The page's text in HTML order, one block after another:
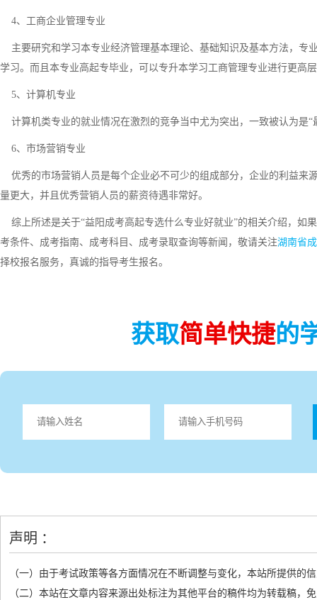
4、工商企业管理专业
主要研究和学习本专业经济管理基本理论、基础知识及基本方法，专
学习。而且本专业高起专毕业，可以专升本学习工商管理专业进行更高
5、计算机专业
计算机类专业的就业情况在激烈的竞争当中尤为突出，一致被认为是“
6、市场营销专业
优秀的市场营销人员是每个企业必不可少的组成部分，企业的利益来
量更大，并且优秀营销人员的薪资待遇非常好。
综上所述是关于“益阳成考高起专选什么专业好就业”的相关介绍，如
考条件、成考指南、成考科目、成考录取查询等新闻，敬请关注湖南省
择校报名服务，真诚的指导考生报名。
获取简单快捷的
声明 ：
（一）由于考试政策等各方面情况在不断调整与变化，本站所提供的
（二）本站在文章内容来源出处标注为其他平台的稿件均为转载稿